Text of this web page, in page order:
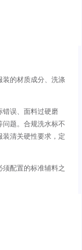
的材质成分、洗涤
误、面料过硬磨
题。合规洗水标不
清关硬性要求，定
配置的标准辅料之